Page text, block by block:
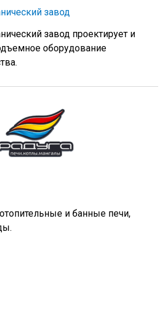
завод
завод проектирует и
оборудование
и банные печи,